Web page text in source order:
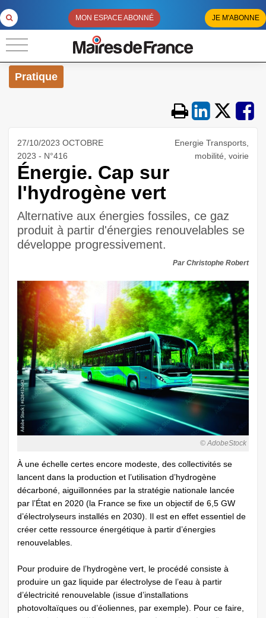
MON ESPACE ABONNÉ JE M'ABONNE
Pratique
27/10/2023 OCTOBRE
2023 - N°416
Energie Transports,
mobilité, voirie
Énergie. Cap sur
l'hydrogène vert
Alternative aux énergies fossiles, ce gaz
produit à partir d'énergies renouvelables se
développe progressivement.
Par Christophe Robert
© AdobeStock
À une échelle certes encore modeste, des collectivités se
lancent dans la production et l’utilisation d’hydrogène
décarboné, aiguillonnées par la stratégie nationale lancée
par l’État en 2020 (la France se fixe un objectif de 6,5 GW
d’électrolyseurs installés en 2030). Il est en effet essentiel de
créer cette ressource énergétique à partir d’énergies
renouvelables.
Pour produire de l’hydrogène vert, le procédé consiste à
produire un gaz liquide par électrolyse de l’eau à partir
d’électricité renouvelable (issue d’installations
photovoltaïques ou d’éoliennes, par exemple). Pour ce faire,